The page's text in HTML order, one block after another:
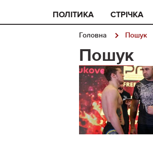
ПОЛІТИКА СТРІЧКА
Головна Пошук
Пошук